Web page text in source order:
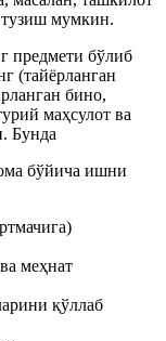
мумкин.
предмети бўлиб
(тайёрланган
бино,
маҳсулот ва
Бунда
бўйича ишни
меҳнат
қўллаб